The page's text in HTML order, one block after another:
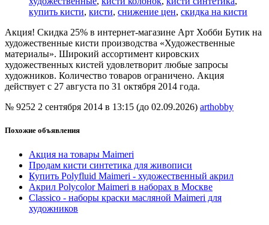
купить кисти, кисти, снижение цен, скидка на кисти
Акция! Скидка 25% в интернет-магазине Арт Хобби Бутик на
художественные кисти производства «Художественные
материалы». Широкий ассортимент кировских
художественных кистей удовлетворит любые запросы
художников. Количество товаров ограничено. Акция
действует с 27 августа по 31 октября 2014 года.
№ 9252 2 сентября 2014 в 13:15 (до 02.09.2026) arthobby
Похожие объявления
Акция на товары Maimeri
Продам кисти синтетика для живописи
Купить Polyfluid Maimeri - художественный акрил
Акрил Polycolor Maimeri в наборах в Москве
Classico - наборы краски масляной Maimeri для
художников